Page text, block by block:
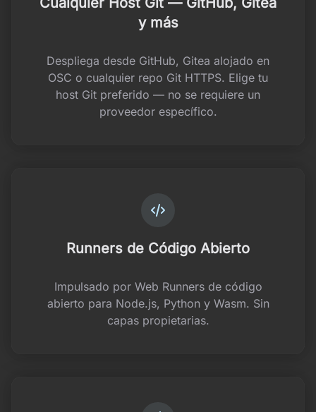
y más
Despliega desde GitHub, Gitea alojado en
OSC o cualquier repo Git HTTPS. Elige tu
host Git preferido — no se requiere un
proveedor específico.
Runners de Código Abierto
Impulsado por Web Runners de código
abierto para Node.js, Python y Wasm. Sin
capas propietarias.